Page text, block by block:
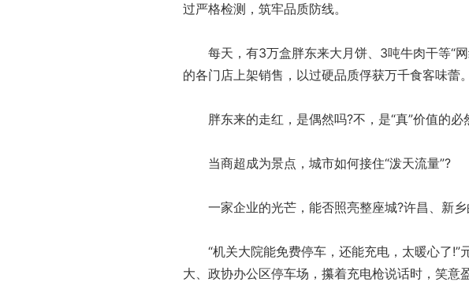
过严格检测，筑牢品质防线。
每天，有3万盒胖东来大月饼、3吨牛肉干等“网
的各门店上架销售，以过硬品质俘获万千食客味蕾。
胖东来的走红，是偶然吗?不，是“真”价值的必
当商超成为景点，城市如何接住“泼天流量”?
一家企业的光芒，能否照亮整座城?许昌、新乡
“机关大院能免费停车，还能充电，太暖心了!”
大、政协办公区停车场，攥着充电枪说话时，笑意